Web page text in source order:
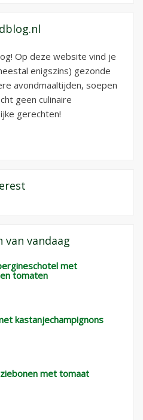
Op deze website vind je
enigszins) gezonde
avondmaaltijden, soepen
geen culinaire
gerechten!
vandaag
met
tomaten
kastanjechampignons
met tomaat